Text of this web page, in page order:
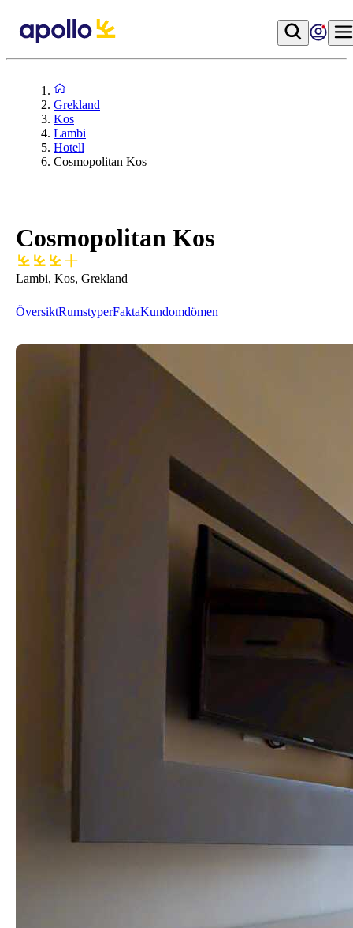
Grekland
Kos
Lambi
Hotell
Cosmopolitan Kos
Cosmopolitan Kos
Lambi, Kos, Grekland
ÖversiktRumstyperFaktaKundomdömen